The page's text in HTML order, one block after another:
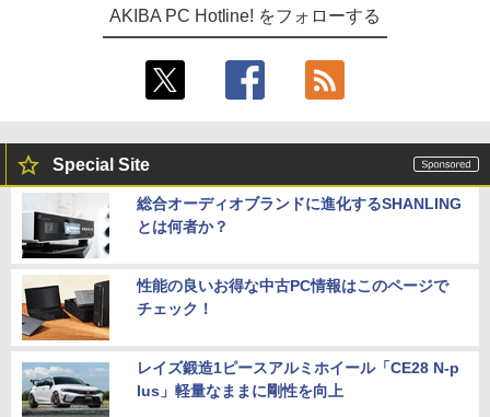
AKIBA PC Hotline! をフォローする
Special Site
総合オーディオブランドに進化するSHANLING
とは何者か？
性能の良いお得な中古PC情報はこのページで
チェック！
レイズ鍛造1ピースアルミホイール「CE28 N-p
lus」軽量なままに剛性を向上